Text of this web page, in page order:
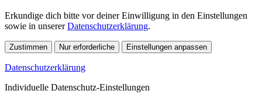
Erkundige dich bitte vor deiner Einwilligung in den Einstellungen
sowie in unsererDatenschutzerklärung.
Zustimmen Nur erforderliche Einstellungen anpassen
Datenschutzerklärung
Individuelle Datenschutz-Einstellungen